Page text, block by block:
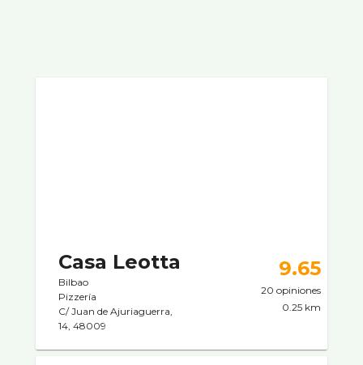
Casa Leotta
Bilbao
Pizzerí­a
C/ Juan de Ajuriaguerra,
14, 48009
9.65
20 opiniones
0.25 km